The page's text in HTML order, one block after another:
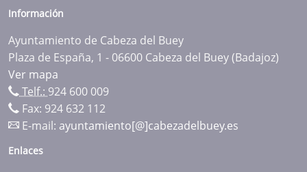
Información
Ayuntamiento de Cabeza del Buey
Plaza de España, 1 - 06600 Cabeza del Buey (Badajoz)
Ver mapa
Telf.: 924 600 009
Fax: 924 632 112
E-mail: ayuntamiento[@]cabezadelbuey.es
Enlaces